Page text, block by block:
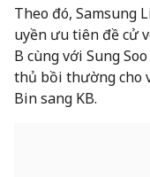
Theo đó, Samsung
uyền ưu tiên đề cử
B cùng với Sung
thủ bồi thường cho
Bin sang KB.